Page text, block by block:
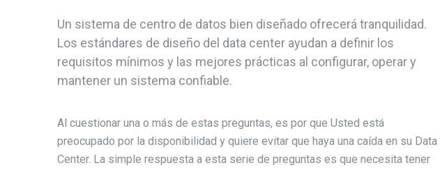
Un sistema de centro de datos bien diseñado ofrecerá tranquilidad.
Los estándares de diseño del data center ayudan a definir los
requisitos mínimos y las mejores prácticas al configurar, operar y
mantener un sistema confiable.
Al cuestionar una o más de estas preguntas, es por que Usted está
preocupado por la disponibilidad y quiere evitar que haya una caída en su Data
Center. La simple respuesta a esta serie de preguntas es que necesita tener